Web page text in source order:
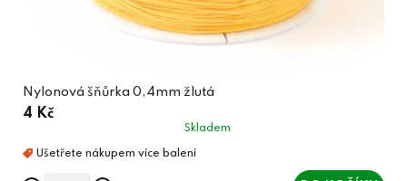
Nylonová šňůrka 0,4mm žlutá
4 Kč
Skladem